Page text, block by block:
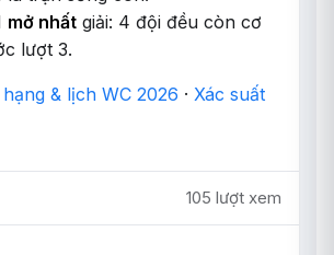
mở nhất giải: 4 đội đều còn cơ
lượt 3.
& lịch WC 2026 · Xác suất
105 lượt xem